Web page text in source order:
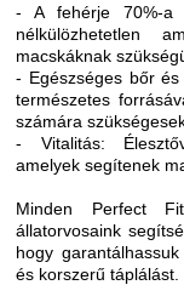
- A fehérje 70%-a
nélkülözhetetlen
macskáknak
- Egészséges bőr
természetes
számára
- Vitalitás:
amelyek segítenek
Minden Perfect
állatorvosaink
hogy
és korszerű táplálást.